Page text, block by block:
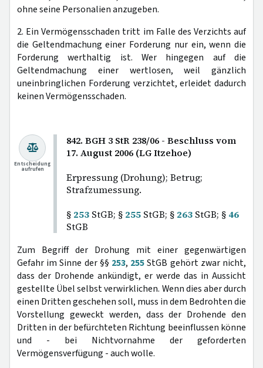
ohne seine Personalien anzugeben.
2. Ein Vermögensschaden tritt im Falle des Verzichts auf
die Geltendmachung einer Forderung nur ein, wenn die
Forderung werthaltig ist. Wer hingegen auf die
Geltendmachung einer wertlosen, weil gänzlich
uneinbringlichen Forderung verzichtet, erleidet dadurch
keinen Vermögensschaden.
842. BGH 3 StR 238/06 - Beschluss vom
17. August 2006 (LG Itzehoe)
Erpressung (Drohung); Betrug;
Strafzumessung.
§ 253 StGB; § 255 StGB; § 263 StGB; § 46
StGB
Entscheidung
aufrufen
Zum Begriff der Drohung mit einer gegenwärtigen
Gefahr im Sinne der §§ 253, 255StGB gehört zwar nicht,
dass der Drohende ankündigt, er werde das in Aussicht
gestellte Übel selbst verwirklichen. Wenn dies aber durch
einen Dritten geschehen soll, muss in dem Bedrohten die
Vorstellung geweckt werden, dass der Drohende den
Dritten in der befürchteten Richtung beeinflussen könne
und - bei Nichtvornahme der geforderten
Vermögensverfügung - auch wolle.